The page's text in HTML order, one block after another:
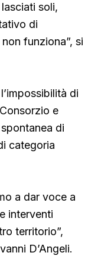
soli,
di
funziona”, si
di
e
di
categoria
a dar voce a
interventi
territorio”,
D’Angeli.